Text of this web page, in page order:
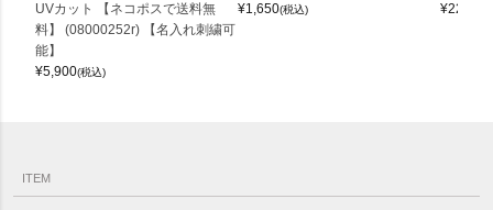
UVカット 【ネコポスで送料無
料】 (08000252r) 【名入れ刺繍可
能】
¥5,900(税込)
¥1,650(税込)
¥22,000
ITEM